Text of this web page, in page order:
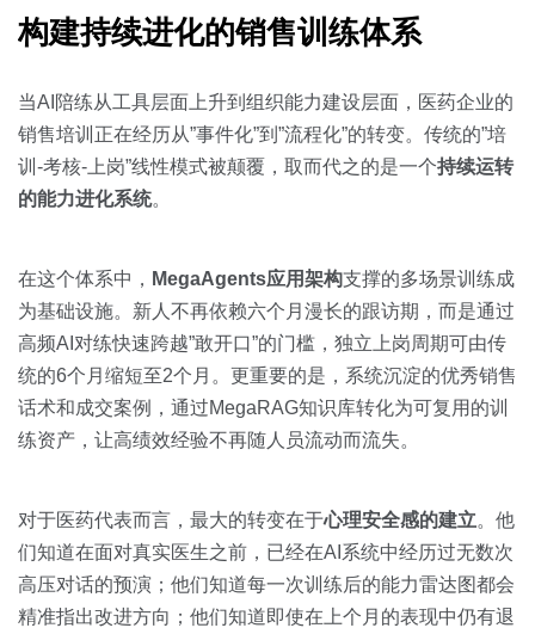
构建持续进化的销售训练体系
当AI陪练从工具层面上升到组织能力建设层面，医药企业的
销售培训正在经历从”事件化”到”流程化”的转变。传统的”培
训-考核-上岗”线性模式被颠覆，取而代之的是一个持续运转
的能力进化系统。
在这个体系中， MegaAgents应用架构支撑的多场景训练成
为基础设施。新人不再依赖六个月漫长的跟访期，而是通过
高频AI对练快速跨越”敢开口”的门槛，独立上岗周期可由传
统的6个月缩短至2个月。更重要的是，系统沉淀的优秀销售
话术和成交案例，通过MegaRAG知识库转化为可复用的训
练资产，让高绩效经验不再随人员流动而流失。
对于医药代表而言，最大的转变在于心理安全感的建立。他
们知道在面对真实医生之前，已经在AI系统中经历过无数次
高压对话的预演；他们知道每一次训练后的能力雷达图都会
精准指出改进方向；他们知道即使在上个月的表现中仍有退